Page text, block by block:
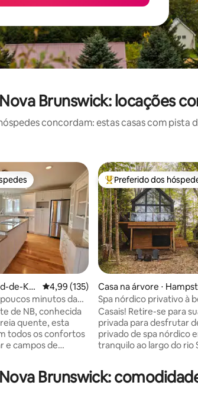
Nova Brunswick: locações
concordam: estas casas com
dos hóspedes
de-Ke
4,99 de uma avaliação média de 5,
4,99 (135)
minutos da
de NB, conhecida
quente, esta
todos os confortos
e campos de
ciclismo e
Entre os melhores
Preferido dos
Casa na árvore ⋅
Parish
Spa nórdico privativo à
Tides Peak
Casais! Retire-se para sua floresta
privada para desfrutar
privado de spa nórdico
tranquilo ao largo do rio
elétrica a jato para casais
infravermelha e redes
Nova Brunswick: